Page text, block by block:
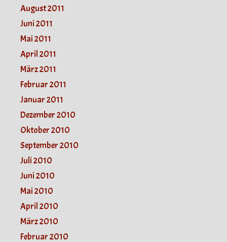
August 2011
Juni 2011
Mai 2011
April 2011
März 2011
Februar 2011
Januar 2011
Dezember 2010
Oktober 2010
September 2010
Juli 2010
Juni 2010
Mai 2010
April 2010
März 2010
Februar 2010